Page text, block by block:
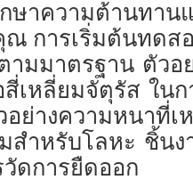
ษาความต้านทา
การเริ่มต้นทดส
มมาตรฐาน ตัวอ
เหลี่ยมจัตุรัส ใน
อย่างความหนาที่
สำหรับโลหะ ชิ้น
ดการยืดออก